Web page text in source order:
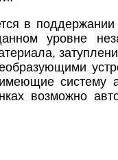
в
уровне
систему
возможно